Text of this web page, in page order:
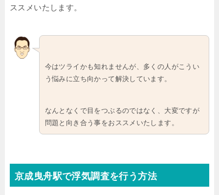
ススメいたします。
今はツライかも知れませんが、多くの人がこうい
う悩みに立ち向かって解決しています。
なんとなくで目をつぶるのではなく、大変ですが
問題と向き合う事をおススメいたします。
京成曳舟駅で浮気調査を行う方法